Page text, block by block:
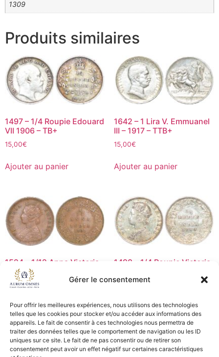
Gérer le consentement
Pour offrir les meilleures expériences, nous utilisons des technologies
telles que les cookies pour stocker et/ou accéder aux informations des
appareils. Le fait de consentir à ces technologies nous permettra de
traiter des données telles que le comportement de navigation ou les ID
uniques sur ce site. Le fait de ne pas consentir ou de retirer son
consentement peut avoir un effet négatif sur certaines caractéristiques
1309
Produits similaires
1497 – 1/4 Roupie Edouard
VII 1906 – TB+
15,00€
Ajouter au panier
1642 – 1 Lira V. Emmuanel
III – 1917 – TTB+
15,00€
Ajouter au panier
1524 – 1/12 Anna Victoria
1901 – TTB+
5,00€
Ajouter au panier
1498 – 1/4 Roupie Victoria
30,00
Ajouter au panier
CGV - CGL